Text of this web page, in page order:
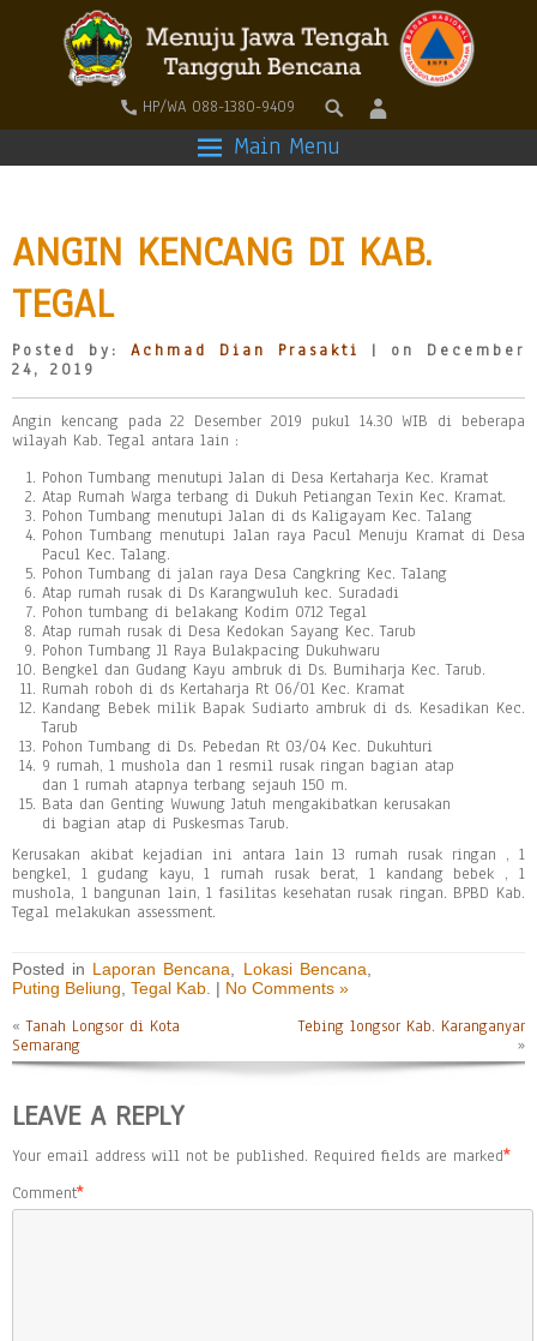
HP/WA 088-1380-9409
Main Menu
ANGIN KENCANG DI KAB.
TEGAL
Posted by: Achmad Dian Prasakti
| on December
24, 2019
Angin kencang pada 22 Desember 2019 pukul 14.30 WIB di beberapa
wilayah Kab. Tegal antara lain :
Pohon Tumbang menutupi Jalan di Desa Kertaharja Kec. Kramat
Atap Rumah Warga terbang di Dukuh Petiangan Texin Kec. Kramat.
Pohon Tumbang menutupi Jalan di ds Kaligayam Kec. Talang
Pohon Tumbang menutupi Jalan raya Pacul Menuju Kramat di Desa
Pacul Kec. Talang.
Pohon Tumbang di jalan raya Desa Cangkring Kec. Talang
Atap rumah rusak di Ds Karangwuluh kec. Suradadi
Pohon tumbang di belakang Kodim 0712 Tegal
Atap rumah rusak di Desa Kedokan Sayang Kec. Tarub
Pohon Tumbang Jl Raya Bulakpacing Dukuhwaru
Bengkel dan Gudang Kayu ambruk di Ds. Bumiharja Kec. Tarub.
Rumah roboh di ds Kertaharja Rt 06/01 Kec. Kramat
Kandang Bebek milik Bapak Sudiarto ambruk di ds. Kesadikan Kec.
Tarub
Pohon Tumbang di Ds. Pebedan Rt 03/04 Kec. Dukuhturi
9 rumah, 1 mushola dan 1 resmil rusak ringan bagian atap
dan 1 rumah atapnya terbang sejauh 150 m.
Bata dan Genting Wuwung Jatuh mengakibatkan kerusakan
di bagian atap di Puskesmas Tarub.
Kerusakan akibat kejadian ini antara lain 13 rumah rusak ringan , 1
bengkel, 1 gudang kayu, 1 rumah rusak berat, 1 kandang bebek , 1
mushola, 1 bangunan lain, 1 fasilitas kesehatan rusak ringan. BPBD Kab.
Tegal melakukan assessment.
Posted in Laporan Bencana Lokasi Bencana
Puting Beliung Tegal Kab. | No Comments »
«Tanah Longsor di Kota
Semarang
Tebing longsor Kab. Karanganyar
»
LEAVE A REPLY
Your email address will not be published. Required fields are marked*
Comment*